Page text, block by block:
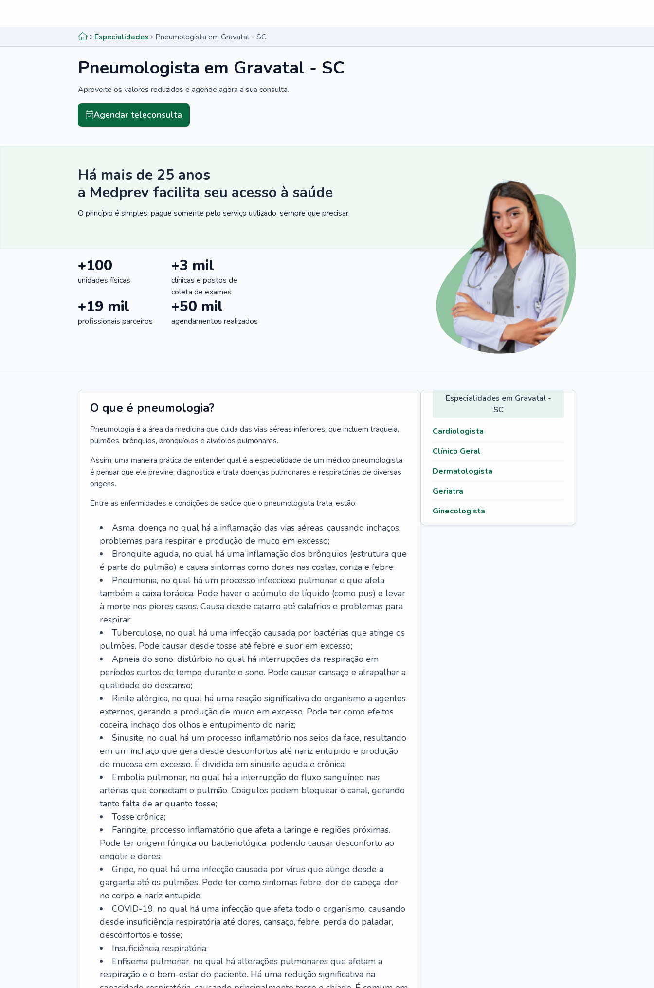
Especialidades Pneumologista em Gravatal - SC
Pneumologista em Gravatal - SC
Aproveite os valores reduzidos e agende agora a sua consulta.
Agendar teleconsulta
Há mais de 25 anos
a Medprev facilita seu acesso à saúde
O princípio é simples: pague somente pelo serviço utilizado, sempre que precisar.
+100
unidades físicas
+3 mil
clínicas e postos de
coleta de exames
+19 mil
profissionais parceiros
+50 mil
agendamentos realizados
O que é pneumologia?
Pneumologia é a área da medicina que cuida das vias aéreas inferiores, que incluem traqueia,
pulmões, brônquios, bronquíolos e alvéolos pulmonares.
Assim, uma maneira prática de entender qual é a especialidade de um médico pneumologista
é pensar que ele previne, diagnostica e trata doenças pulmonares e respiratórias de diversas
origens.
Entre as enfermidades e condições de saúde que o pneumologista trata, estão:
Asma, doença no qual há a inflamação das vias aéreas, causando inchaços,
problemas para respirar e produção de muco em excesso;
Bronquite aguda, no qual há uma inflamação dos brônquios (estrutura que
é parte do pulmão) e causa sintomas como dores nas costas, coriza e febre;
Pneumonia, no qual há um processo infeccioso pulmonar e que afeta
também a caixa torácica. Pode haver o acúmulo de líquido (como pus) e levar
à morte nos piores casos. Causa desde catarro até calafrios e problemas para
respirar;
Tuberculose, no qual há uma infecção causada por bactérias que atinge os
pulmões. Pode causar desde tosse até febre e suor em excesso;
Apneia do sono, distúrbio no qual há interrupções da respiração em
períodos curtos de tempo durante o sono. Pode causar cansaço e atrapalhar a
qualidade do descanso;
Rinite alérgica, no qual há uma reação significativa do organismo a agentes
externos, gerando a produção de muco em excesso. Pode ter como efeitos
coceira, inchaço dos olhos e entupimento do nariz;
Sinusite, no qual há um processo inflamatório nos seios da face, resultando
em um inchaço que gera desde desconfortos até nariz entupido e produção
de mucosa em excesso. É dividida em sinusite aguda e crônica;
Embolia pulmonar, no qual há a interrupção do fluxo sanguíneo nas
artérias que conectam o pulmão. Coágulos podem bloquear o canal, gerando
tanto falta de ar quanto tosse;
Tosse crônica;
Faringite, processo inflamatório que afeta a laringe e regiões próximas.
Pode ter origem fúngica ou bacteriológica, podendo causar desconforto ao
engolir e dores;
Gripe, no qual há uma infecção causada por vírus que atinge desde a
garganta até os pulmões. Pode ter como sintomas febre, dor de cabeça, dor
no corpo e nariz entupido;
COVID-19, no qual há uma infecção que afeta todo o organismo, causando
desde insuficiência respiratória até dores, cansaço, febre, perda do paladar,
desconfortos e tosse;
Insuficiência respiratória;
Enfisema pulmonar, no qual há alterações pulmonares que afetam a
respiração e o bem-estar do paciente. Há uma redução significativa na
Especialidades em Gravatal -
SC
Cardiologista
Clínico Geral
Dermatologista
Geriatra
Ginecologista